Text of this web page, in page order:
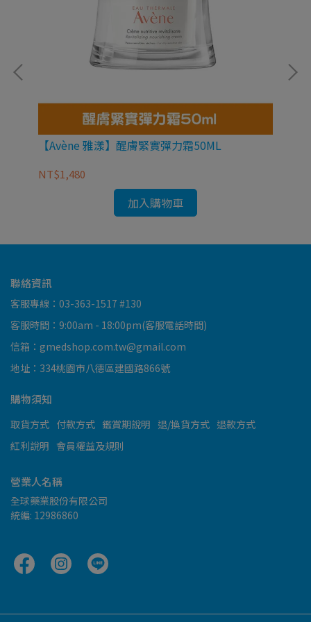
【Avène 雅漾】醒膚緊實彈力霜50ML
NT$1,480
加入購物車
聯絡資訊
客服專線：03-363-1517 #130
客服時間：9:00am - 18:00pm(客服電話時間)
信箱：gmedshop.com.tw@gmail.com
地址：334桃園市八德區建國路866號
購物須知
取貨方式 付款方式 鑑賞期說明 退/換貨方式 退款方式
紅利說明 會員權益及規則
營業人名稱
全球藥業股份有限公司
統編: 12986860